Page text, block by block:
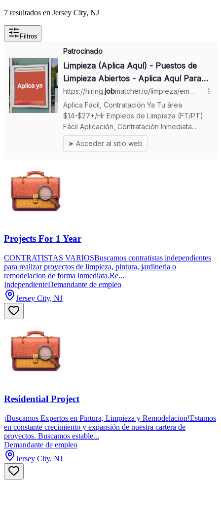
7 resultados en Jersey City, NJ
Filtros
Projects For 1 Year
CONTRATISTAS VARIOSBuscamos contratistas independientes
para realizar proyectos de limpieza, pintura, jardineria o
remodelacion de forma inmediata.Re...
IndependienteDemandante de empleo
Jersey City, NJ
Residential Project
¡Buscamos Expertos en Pintura, Limpieza y Remodelacion!Estamos
en constante crecimiento y expansión de nuestra cartera de
proyectos. Buscamos estable...
Demandante de empleo
Jersey City, NJ